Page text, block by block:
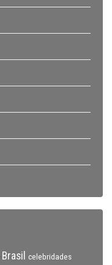
Brasil celebridades